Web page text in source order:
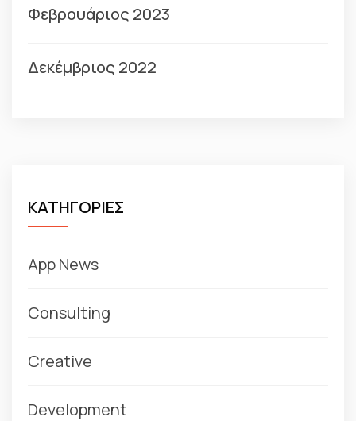
Φεβρουάριος 2023
Δεκέμβριος 2022
ΚΑΤΗΓΟΡΙΕΣ
App News
Consulting
Creative
Development